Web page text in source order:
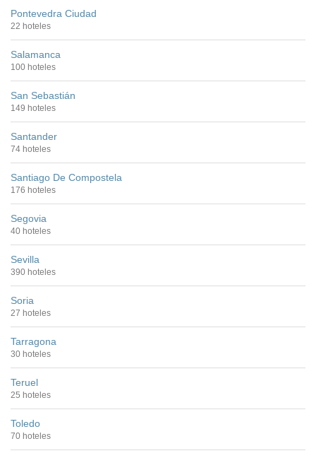
Pontevedra Ciudad
22 hoteles
Salamanca
100 hoteles
San Sebastián
149 hoteles
Santander
74 hoteles
Santiago De Compostela
176 hoteles
Segovia
40 hoteles
Sevilla
390 hoteles
Soria
27 hoteles
Tarragona
30 hoteles
Teruel
25 hoteles
Toledo
70 hoteles